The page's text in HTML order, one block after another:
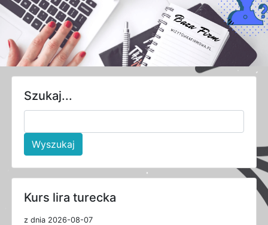
Szukaj...
Wyszukaj
Kurs lira turecka
z dnia 2026-08-07